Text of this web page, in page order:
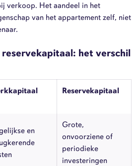
verkoop. Het aandeel in het
van het appartement zelf, niet
het verschil
Reservekapitaal
en
Grote,
onvoorziene of
periodieke
investeringen